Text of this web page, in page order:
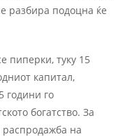
разбира подоцна ќе
пиперки, туку 15
капитал,
години го
богатство. За
на